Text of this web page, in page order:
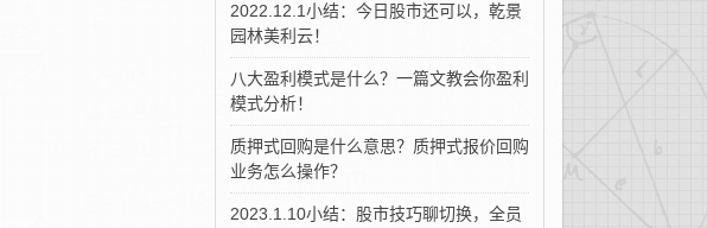
2022.12.1小结：今日股市还可以，乾景
园林美利云！
八大盈利模式是什么？一篇文教会你盈利
模式分析！
质押式回购是什么意思？质押式报价回购
业务怎么操作？
2023.1.10小结：股市技巧聊切换，全员